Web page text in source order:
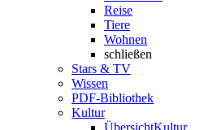
Reise
Tiere
Wohnen
schließen
Stars & TV
Wissen
PDF-Bibliothek
Kultur
ÜbersichtKultur